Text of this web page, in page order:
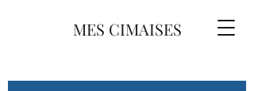
MES CIMAISES